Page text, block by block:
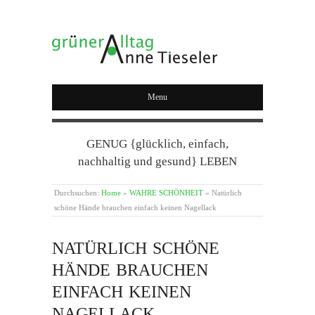
GRÜNER ALLTAG
Menu
GENUG {glücklich, einfach,
nachhaltig und gesund} LEBEN
Durchsuchen: Home » WAHRE SCHÖNHEIT » Natürlich
schöne Hände brauchen einfach keinen Nagellack
NATÜRLICH SCHÖNE
HÄNDE BRAUCHEN
EINFACH KEINEN